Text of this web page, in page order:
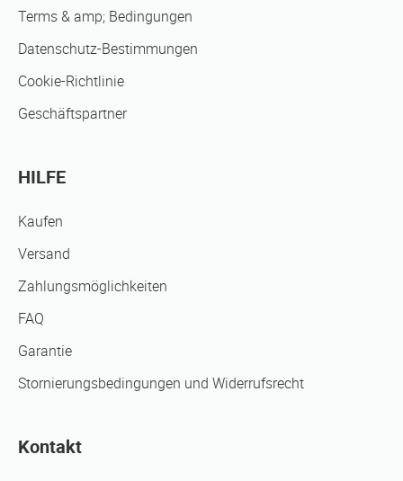
Terms & amp; Bedingungen
Datenschutz-Bestimmungen
Cookie-Richtlinie
Geschäftspartner
HILFE
Kaufen
Versand
Zahlungsmöglichkeiten
FAQ
Garantie
Stornierungsbedingungen und Widerrufsrecht
Kontakt